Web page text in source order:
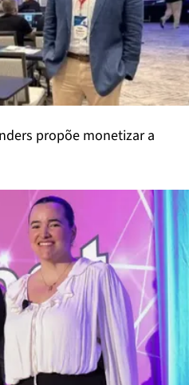
propõe monetizar a